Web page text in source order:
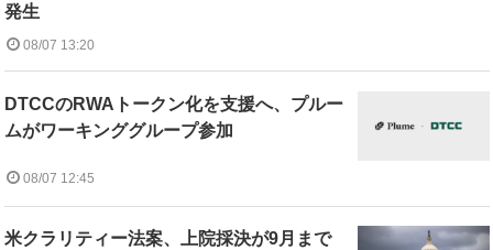
発生
08/07 13:20
DTCCのRWAトークン化を支援へ、プルー
ムがワーキンググループ参加
08/07 12:45
米クラリティー法案、上院採決が9月まで